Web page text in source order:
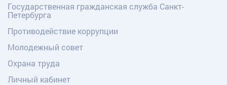
Государственная гражданская служба Санкт-
Петербурга
Противодействие коррупции
Молодежный совет
Охрана труда
Личный кабинет